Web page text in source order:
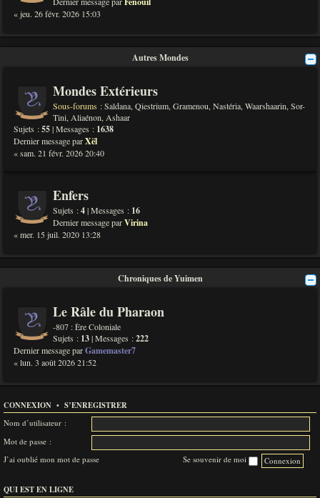
« jeu. 26 févr. 2026 15:03
Autres Mondes
Mondes Extérieurs
Sous-forums :Saldana, Qiestrium, Gramenou, Nastéria, Waarshaarin, Sor-
Tini, Aliaénon, Ashaar
Sujets :55| Messages : 1638
Dernier message parXël
« sam. 21 févr. 2026 20:40
Enfers
Sujets :4| Messages : 16
Dernier message parVirina
« mer. 15 juil. 2020 13:28
Chroniques de Yuimen
Le Râle du Pharaon
-807 : Ère Coloniale
Sujets : 13| Messages :222
Dernier message parGamemaster7
« lun. 3 août 2026 21:52
CONNEXION • S’ENREGISTRER
Nom d’utilisateur :
Mot de passe :
J’ai oublié mon mot de passe
Se souvenir de moi
QUI EST EN LIGNE